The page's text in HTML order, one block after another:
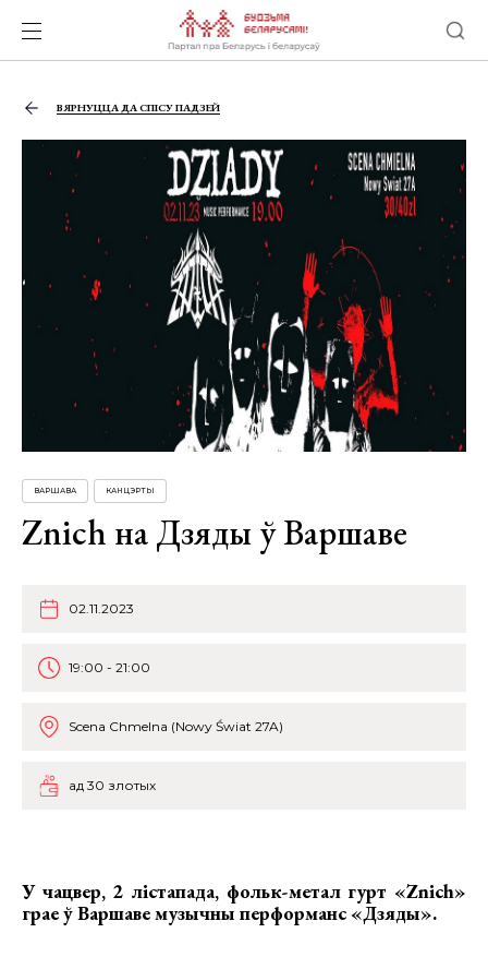
ВЯРНУЦЦА ДА СПІСУ ПАДЗЕЙ
ВАРШАВА КАНЦЭРТЫ
Znich на Дзяды ў Варшаве
02.11.2023
19:00 - 21:00
Scena Chmelna (Nowy Świat 27A)
ад 30 злотых
У чацвер, 2 лістапада, фольк-метал гурт «Znich»
грае ў Варшаве музычны перформанс «Дзяды».